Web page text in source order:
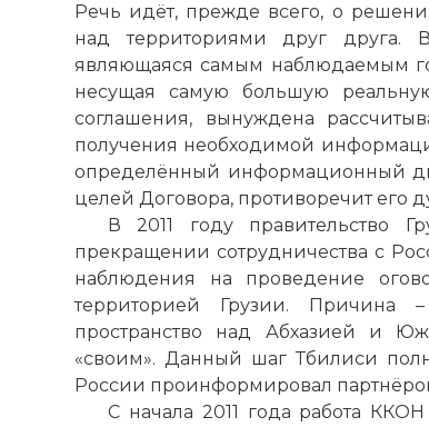
Речь идёт, прежде всего, о
над территориями друг друга.
являющаяся самым наблюдаемым
несущая самую большую
соглашения, вынуждена
получения необходимой
определённый информационный
целей Договора, противоречит его
В 2011 году правительство
прекращении сотрудничества с
наблюдения на проведение
территорией Грузии. Причина
пространство над Абхазией и
«своим». Данный шаг Тбилиси
России проинформировал
С начала 2011 года работа ККОН